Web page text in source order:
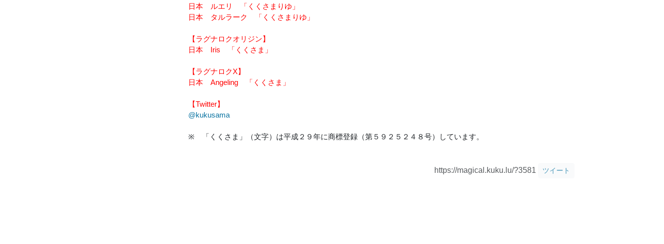
日本 ルエリ 「くくさまりゆ」
日本 タルラーク 「くくさまりゆ」
【ラグナロクオリジン】
日本 Iris 「くくさま」
【ラグナロクX】
日本 Angeling 「くくさま」
【Twitter】
@kukusama
※ 「くくさま」（文字）は平成２９年に商標登録（第５９２５２４８号）しています。
https://magical.kuku.lu/?3581 ツイート